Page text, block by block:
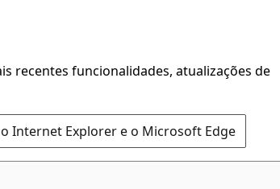
recentes funcionalidades, atualizações de
Internet Explorer e o Microsoft Edge